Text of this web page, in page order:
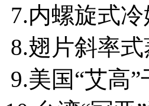
7.内螺旋式
8.翅片斜率
9.美国“艾高